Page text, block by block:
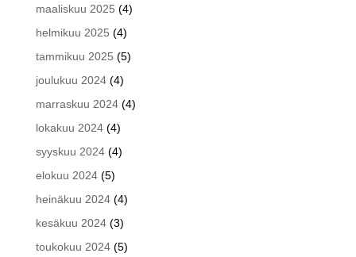
maaliskuu 2025 (4)
helmikuu 2025 (4)
tammikuu 2025 (5)
joulukuu 2024(4)
marraskuu 2024(4)
lokakuu 2024(4)
syyskuu 2024(4)
elokuu 2024(5)
heinäkuu 2024(4)
kesäkuu 2024(3)
toukokuu 2024(5)